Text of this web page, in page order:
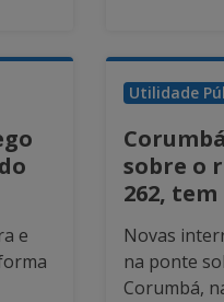
e
Utilidade
sobre o
262,
Novas
na ponte
Corumbá,